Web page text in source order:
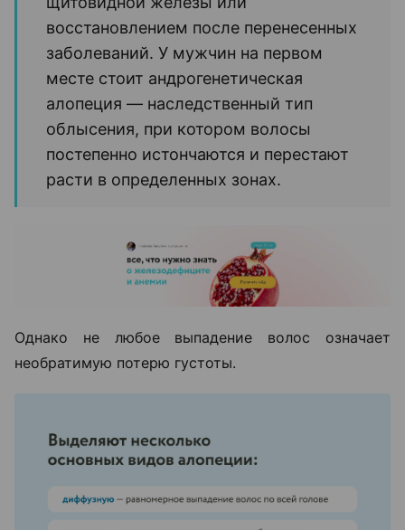
восстановлением после перенесенных
заболеваний. У мужчин на первом
месте стоит андрогенетическая
алопеция — наследственный тип
облысения, при котором волосы
постепенно истончаются и перестают
расти в определенных зонах.
Однако не любое выпадение волос означает
необратимую потерю густоты.